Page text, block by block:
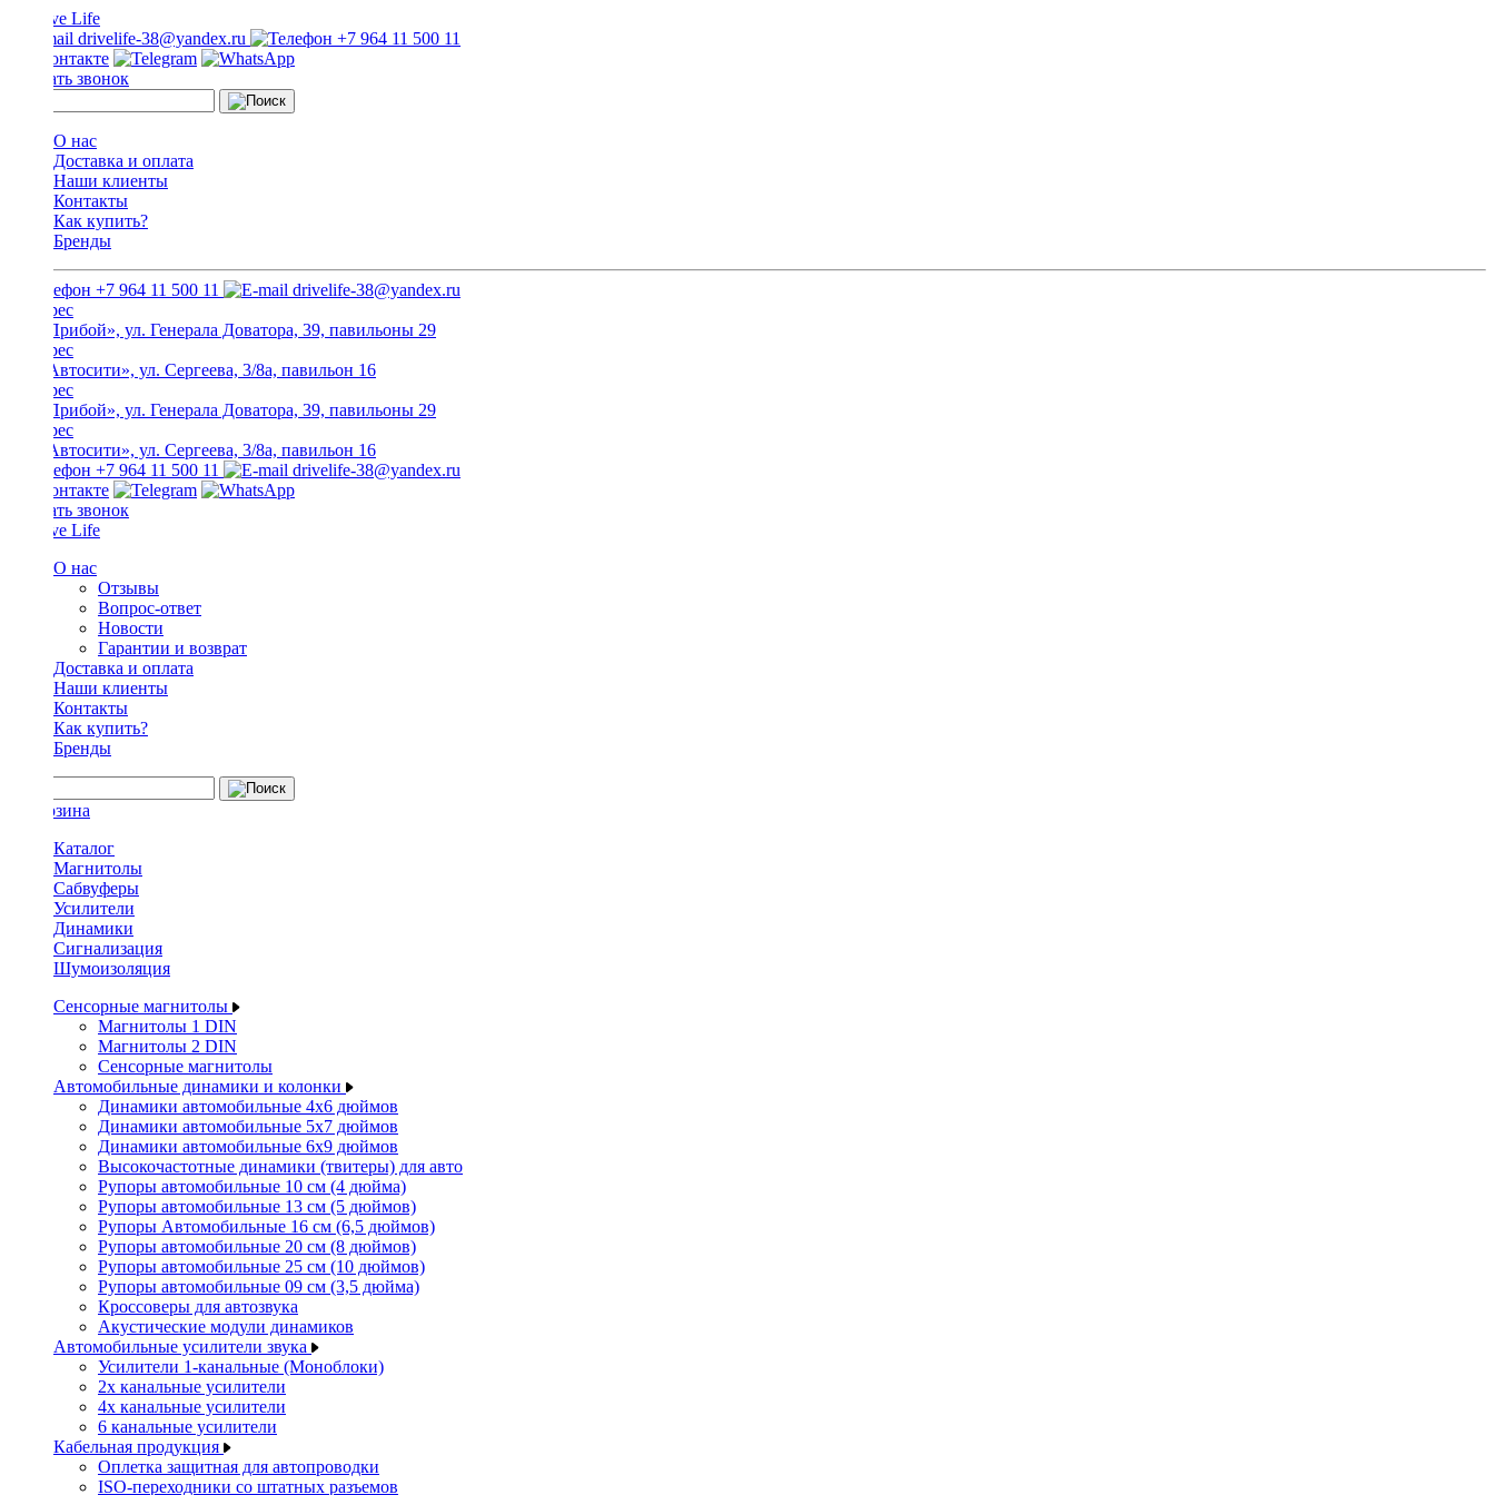
drivelife-38@yandex.ru +7 964 11 500 11
Заказать звонок
О нас
Доставка и оплата
Наши клиенты
Контакты
Как купить?
Бренды
+7 964 11 500 11 drivelife-38@yandex.ru
ТЦ «Прибой», ул. Генерала Доватора, 39, павильоны 29
ТЦ «Автосити», ул. Сергеева, 3/8а, павильон 16
ТЦ «Прибой», ул. Генерала Доватора, 39, павильоны 29
ТЦ «Автосити», ул. Сергеева, 3/8а, павильон 16
+7 964 11 500 11
drivelife-38@yandex.ru
Заказать звонок
О нас
Отзывы
Вопрос-ответ
Новости
Гарантии и возврат
Доставка и оплата
Наши клиенты
Контакты
Как купить?
Бренды
Каталог
Магнитолы
Сабвуферы
Усилители
Динамики
Сигнализация
Шумоизоляция
Сенсорные магнитолы
Магнитолы 1 DIN
Магнитолы 2 DIN
Сенсорные магнитолы
Автомобильные динамики и колонки
Динамики автомобильные 4x6 дюймов
Динамики автомобильные 5x7 дюймов
Динамики автомобильные 6x9 дюймов
Высокочастотные динамики (твитеры) для авто
Рупоры автомобильные 10 см (4 дюйма)
Рупоры автомобильные 13 см (5 дюймов)
Рупоры Автомобильные 16 см (6,5 дюймов)
Рупоры автомобильные 20 см (8 дюймов)
Рупоры автомобильные 25 см (10 дюймов)
Рупоры автомобильные 09 см (3,5 дюйма)
Кроссоверы для автозвука
Акустические модули динамиков
Автомобильные усилители звука
Усилители 1-канальные (Моноблоки)
2х канальные усилители
4х канальные усилители
6 канальные усилители
Кабельная продукция
Оплетка защитная для автопроводки
ISO-переходники со штатных разъемов